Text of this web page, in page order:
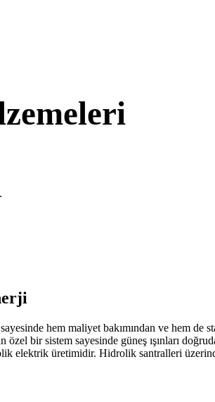
hem maliyet bakımından ve hem de
bir sistem sayesinde güneş ışınları
elektrik üretimidir. Hidrolik santralleri